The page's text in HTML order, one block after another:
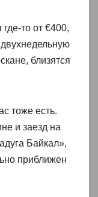
то от €400,
близятся
тоже есть.
и заезд на
Байкал»,
приближен